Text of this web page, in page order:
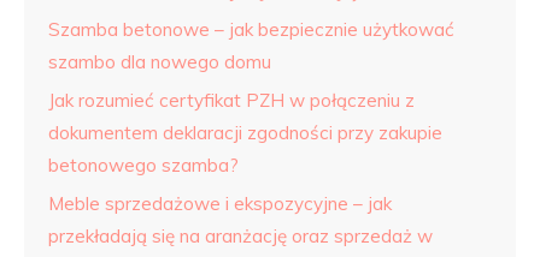
Szamba betonowe – jak bezpiecznie użytkować
szambo dla nowego domu
Jak rozumieć certyfikat PZH w połączeniu z
dokumentem deklaracji zgodności przy zakupie
betonowego szamba?
Meble sprzedażowe i ekspozycyjne – jak
przekładają się na aranżację oraz sprzedaż w